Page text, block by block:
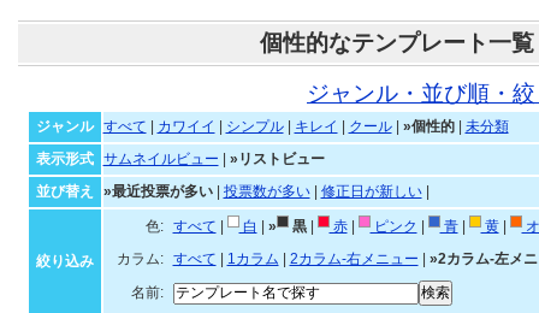
個性的なテンプレート一覧
ジャンル・並び順・
ジャンル すべて カワイイ シンプル| キレイ クール| »個性的| 未分類
表示形式
サムネイルビュー
»リストビュー
並び替え
»最近投票が多い| 投票数が多い| 修正日が新しい|
絞り込み
色: すべて 白 » 黒| 赤| ピンク 青| 黄|
カラム:
すべて 1カラム 2カラム-右メニュー
»2カラム-左メ
名前: